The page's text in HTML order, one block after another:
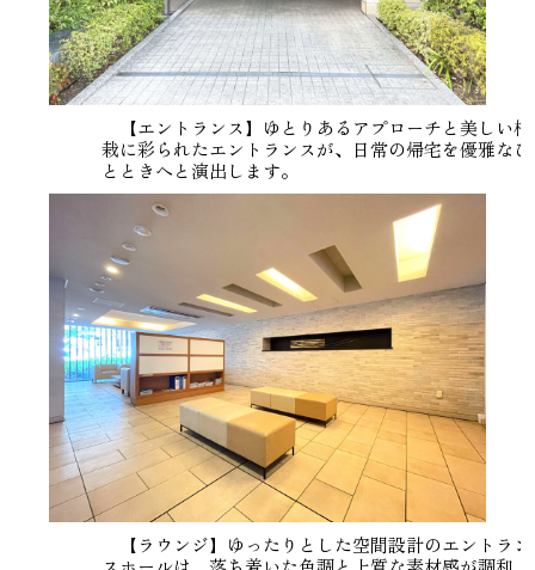
【エントランス】ゆとりあるアプローチと美しい植
栽に彩られたエントランスが、日常の帰宅を優雅なひ
とときへと演出します。
【ラウンジ】ゆったりとした空間設計のエントラン